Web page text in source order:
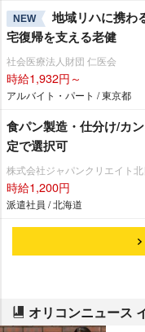
NEW
地域リハに携わ
宅復帰を支える老健
社会医療法人財団 仁医会
時給1,932円～
アルバイト・パート / 東京都
食パン製造・仕分け/カ
定で選択可
株式会社ジャパンクリエイト
時給1,200円
派遣社員 / 北海道
オリコンニュース